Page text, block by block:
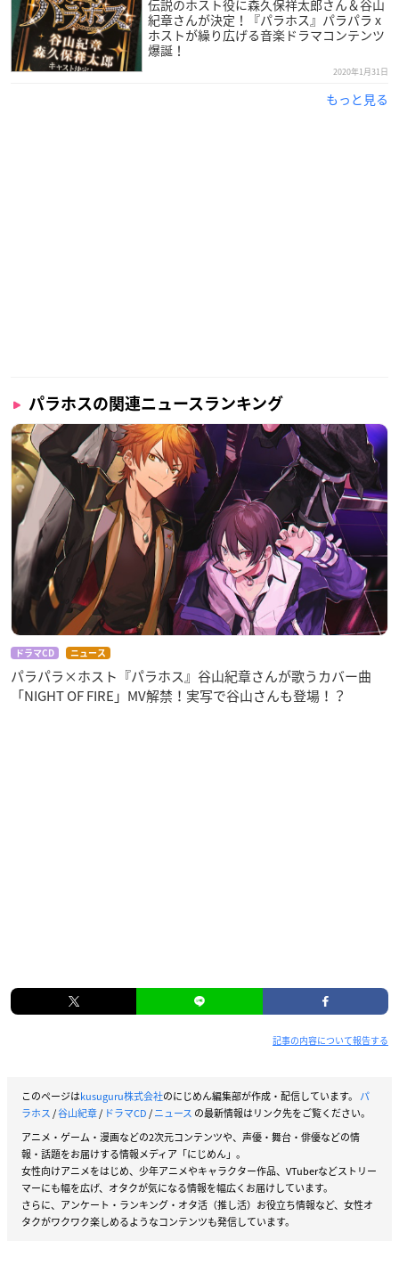
伝説のホスト役に森久保祥太郎さん＆谷山
紀章さんが決定！『パラホス』パラパラ x
ホストが繰り広げる音楽ドラマコンテンツ
爆誕！
2020年1月31日
もっと見る
パラホスの関連ニュースランキング
ドラマCD ニュース
パラパラ×ホスト『パラホス』谷山紀章さんが歌うカバー曲
「NIGHT OF FIRE」MV解禁！実写で谷山さんも登場！？
記事の内容について報告する
このページはkusuguru株式会社のにじめん編集部が作成・配信しています。 パ
ラホス/谷山紀章/ ドラマCD/ニュース の最新情報はリンク先をご覧ください。
アニメ・ゲーム・漫画などの2次元コンテンツや、声優・舞台・俳優などの情
報・話題をお届けする情報メディア「にじめん」。
女性向けアニメをはじめ、少年アニメやキャラクター作品、VTuberなどストリー
マーにも幅を広げ、オタクが気になる情報を幅広くお届けしています。
さらに、アンケート・ランキング・オタ活（推し活）お役立ち情報など、女性オ
タクがワクワク楽しめるようなコンテンツも発信しています。